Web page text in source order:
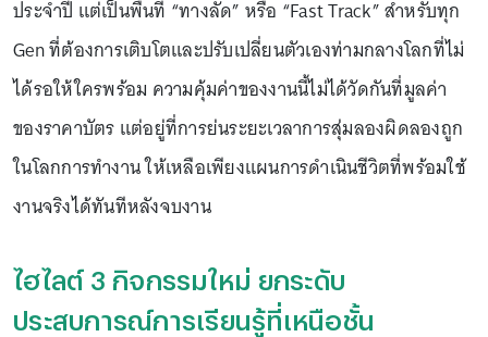
ประจำปี แต่เป็นพื้นที่ “ทางลัด” หรือ “Fast Track” สำหรับทุก
Gen ที่ต้องการเติบโตและปรับเปลี่ยนตัวเองท่ามกลางโลกที่ไม่
ได้รอให้ใครพร้อม ความคุ้มค่าของงานนี้ไม่ได้วัดกันที่มูลค่า
ของราคาบัตร แต่อยู่ที่การย่นระยะเวลาการสุ่มลองผิดลองถูก
ในโลกการทำงาน ให้เหลือเพียงแผนการดำเนินชีวิตที่พร้อมใช้
งานจริงได้ทันทีหลังจบงาน
ไฮไลต์ 3 กิจกรรมใหม่ ยกระดับ
ประสบการณ์การเรียนรู้ที่เหนือชั้น